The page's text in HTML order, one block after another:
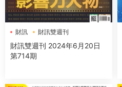
財訊 財訊雙週刊
財訊雙週刊 2024年6月20日
第714期